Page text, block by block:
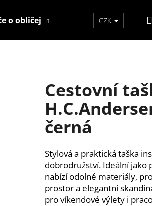
o obličej Péče o ruce
CZK
Cestovní
černá
Stylová a praktická taška
dobrodružství. Ideální jako
nabízí odolné materiály,
prostor a elegantní
pro víkendové výlety i